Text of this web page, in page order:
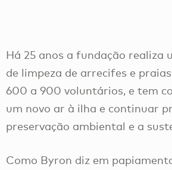
Há 25 anos a fundação realiza
de limpeza de arrecifes e
600 a 900 voluntários, e tem
um novo ar à ilha e continuar
preservação ambiental e a
Como Byron diz em